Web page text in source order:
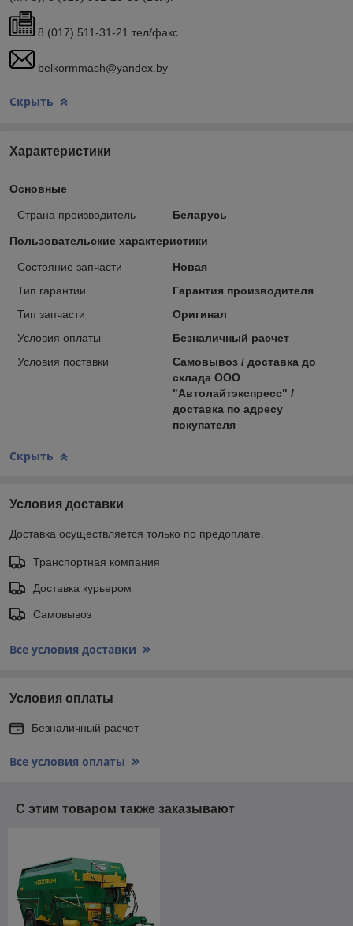
8 (017) 511-31-21 тел/факс.
belkormmash@yandex.by
Скрыть
Характеристики
Основные
Страна производитель Беларусь
Пользовательские характеристики
Состояние запчасти
Новая
Тип гарантии
Гарантия производителя
Тип запчасти
Оригинал
Условия оплаты
Безналичный расчет
Условия поставки
Самовывоз / доставка до
склада ООО
"Автолайтэкспресс" /
доставка по адресу
покупателя
Скрыть
Условия доставки
Доставка осуществляется только по предоплате.
Транспортная компания
Доставка курьером
Самовывоз
Все условия доставки
Условия оплаты
Безналичный расчет
Все условия оплаты
С этим товаром также заказывают